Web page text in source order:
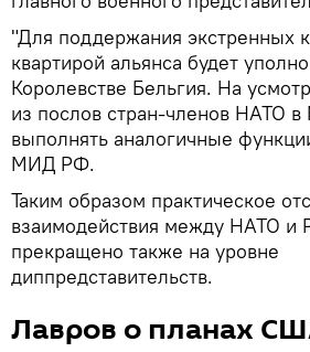
"Для поддержания экстренных
квартирой альянса будет
Королевстве Бельгия. На
из послов стран-членов НАТО
выполнять аналогичные
МИД РФ.
Таким образом практическое
взаимодействия между НАТО и
прекращено также на уровне
диппредставительств.
Лавров о планах